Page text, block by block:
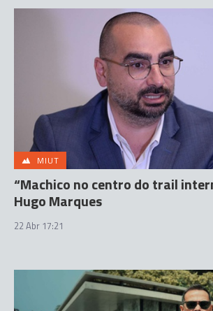
MIUT
“Machico no centro do trail
Hugo Marques
22 Abr 17:21